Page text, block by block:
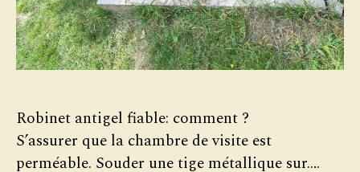
Robinet antigel fiable: comment ?
S’assurer que la chambre de visite est
perméable. Souder une tige métallique sur….